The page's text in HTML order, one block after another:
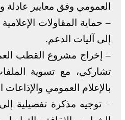
العمومي وفق معايير عادلة
– حماية المقاولات
إلى آليات الدعم.
– إخراج مشروع القطب
تشاركي، مع تسوية
بالإعلام العمومي والإذاعات
– توجيه مذكرة تفصيلية